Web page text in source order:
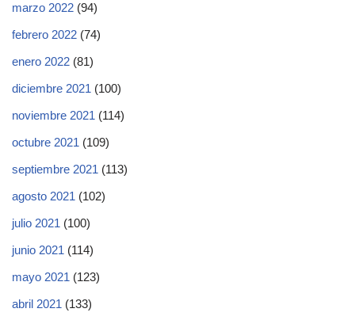
marzo 2022 (94)
febrero 2022 (74)
enero 2022 (81)
diciembre 2021 (100)
noviembre 2021 (114)
octubre 2021 (109)
septiembre 2021 (113)
agosto 2021 (102)
julio 2021 (100)
junio 2021 (114)
mayo 2021 (123)
abril 2021 (133)